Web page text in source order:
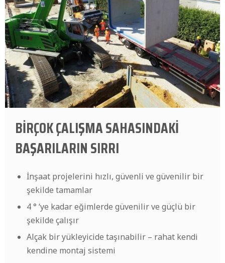
BİRÇOK ÇALIŞMA SAHASINDAKİ
BAŞARILARIN SIRRI
İnşaat projelerini hızlı, güvenli ve güvenilir bir
şekilde tamamlar
4 ° ‘ye kadar eğimlerde güvenilir ve güçlü bir
şekilde çalışır
Alçak bir yükleyicide taşınabilir – rahat kendi
kendine montaj sistemi